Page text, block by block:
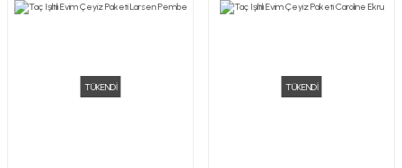
TÜKENDİ TÜKENDİ